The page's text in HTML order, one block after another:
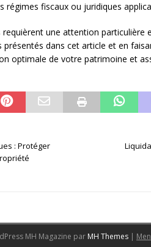
régimes fiscaux ou juridiques
une attention particulière
dans cet article et en
optimale de votre patrimoine et
: Protéger
MH Magazine par MH Themes |